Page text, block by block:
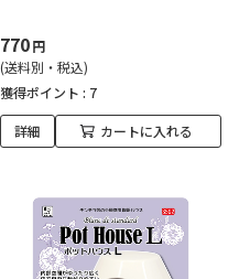
770円
(送料別・税込)
獲得ポイント : 7
詳細 カートに入れる